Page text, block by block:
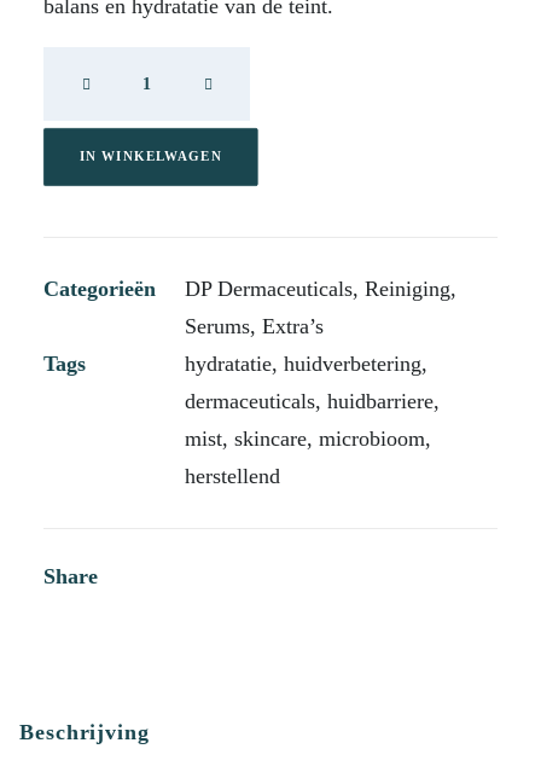
balans en hydratatie van de teint.
Biome
IN WINKELWAGEN
Categorieën DP Dermaceuticals, Reiniging,
Serums, Extra’s
Tags
hydratatie, huidverbetering,
dermaceuticals, huidbarriere,
mist, skincare, microbioom,
herstellend
Share
Beschrijving